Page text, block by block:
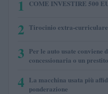
1 COME INVESTIRE 500
2 Tirocinio extra-
3 Per le auto usate conviene
concessionaria o un
4 La macchina usata più
ponderazione